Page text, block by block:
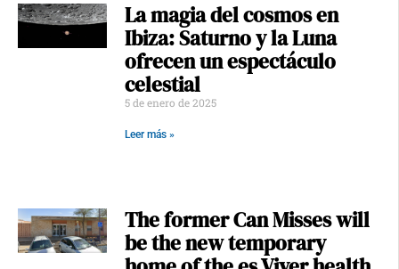
La magia del cosmos en
Ibiza: Saturno y la Luna
ofrecen un espectáculo
celestial
5 de enero de 2025
Leer más »
The former Can Misses will
be the new temporary